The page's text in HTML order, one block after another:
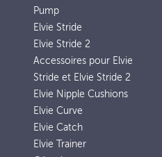
Pump
Elvie Stride
Elvie Stride 2
Accessoires pour Elvie
Stride et Elvie Stride 2
Elvie Nipple Cushions
Elvie Curve
Elvie Catch
Elvie Trainer